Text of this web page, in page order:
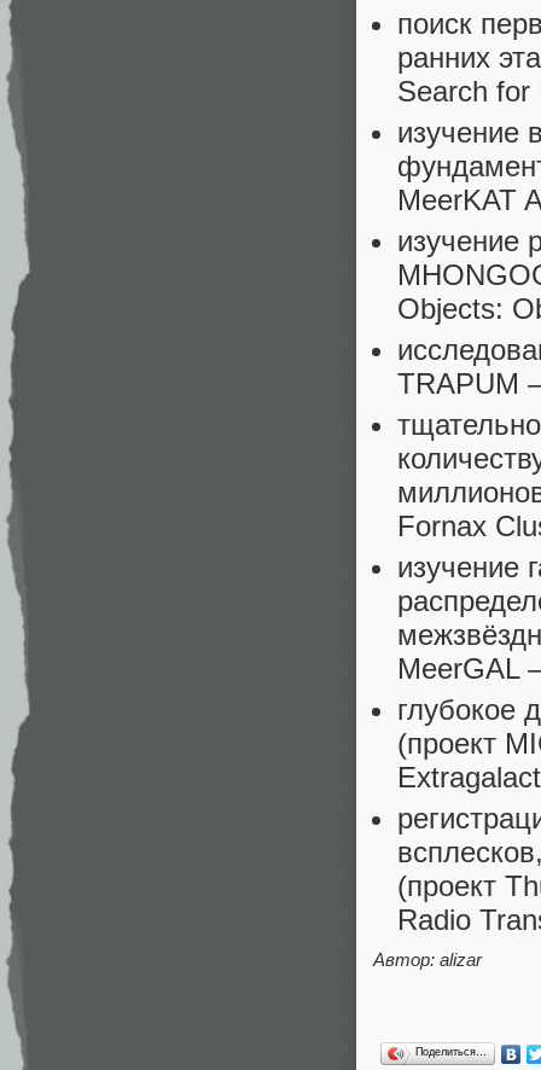
поиск
ранних
Search for
изучение
MeerKAT
изучение
Objects:
TRAPUM
Fornax
изучение
MeerGAL
глубокое
(проект
(проект
Radio
Автор: alizar
Поделиться…